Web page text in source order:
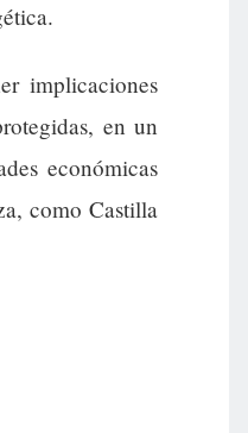
implicaciones
en un
económicas
como Castilla